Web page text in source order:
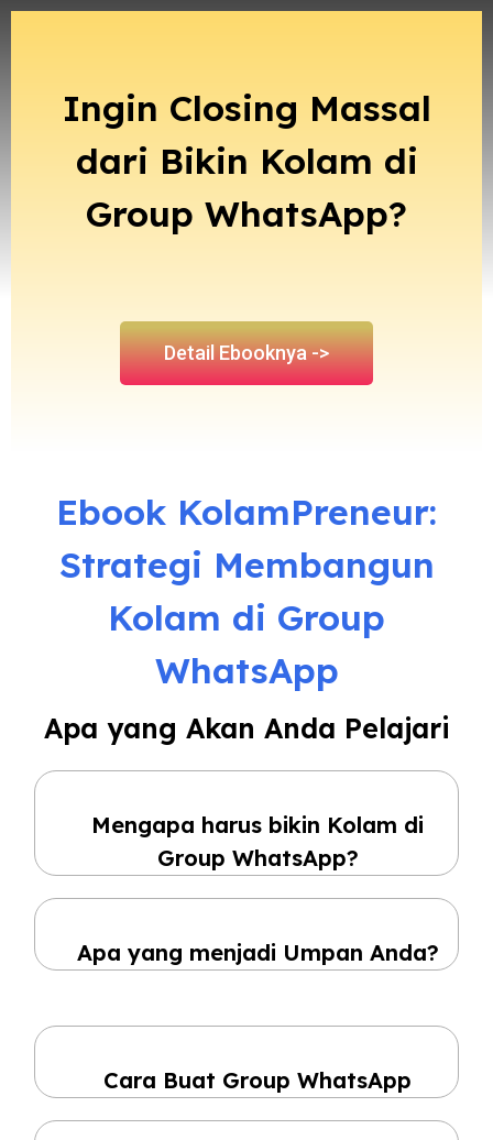
Ingin Closing Massal
dari Bikin Kolam di
Group WhatsApp?
Detail Ebooknya ->
Ebook KolamPreneur:
Strategi Membangun
Kolam di Group
WhatsApp
Apa yang Akan Anda Pelajari
Mengapa harus bikin Kolam di
Group WhatsApp?
Apa yang menjadi Umpan Anda?
Cara Buat Group WhatsApp